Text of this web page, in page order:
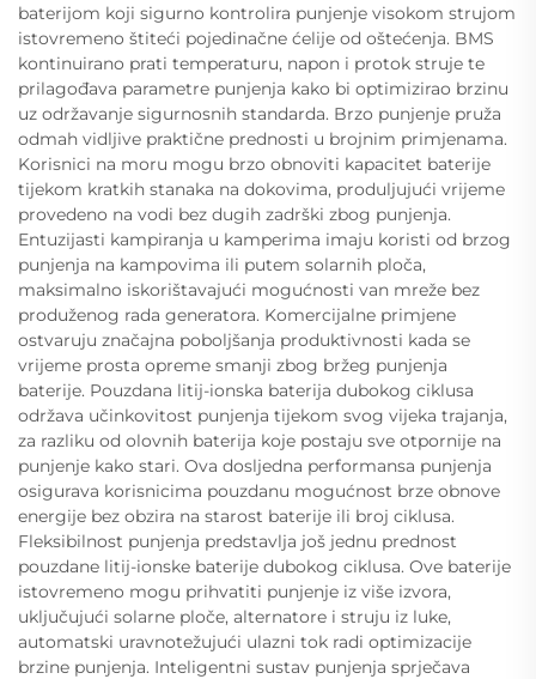
baterijom koji sigurno kontrolira punjenje visokom strujom
istovremeno štiteći pojedinačne ćelije od oštećenja. BMS
kontinuirano prati temperaturu, napon i protok struje te
prilagođava parametre punjenja kako bi optimizirao brzinu
uz održavanje sigurnosnih standarda. Brzo punjenje pruža
odmah vidljive praktične prednosti u brojnim primjenama.
Korisnici na moru mogu brzo obnoviti kapacitet baterije
tijekom kratkih stanaka na dokovima, produljujući vrijeme
provedeno na vodi bez dugih zadrški zbog punjenja.
Entuzijasti kampiranja u kamperima imaju koristi od brzog
punjenja na kampovima ili putem solarnih ploča,
maksimalno iskorištavajući mogućnosti van mreže bez
produženog rada generatora. Komercijalne primjene
ostvaruju značajna poboljšanja produktivnosti kada se
vrijeme prosta opreme smanji zbog bržeg punjenja
baterije. Pouzdana litij-ionska baterija dubokog ciklusa
održava učinkovitost punjenja tijekom svog vijeka trajanja,
za razliku od olovnih baterija koje postaju sve otpornije na
punjenje kako stari. Ova dosljedna performansa punjenja
osigurava korisnicima pouzdanu mogućnost brze obnove
energije bez obzira na starost baterije ili broj ciklusa.
Fleksibilnost punjenja predstavlja još jednu prednost
pouzdane litij-ionske baterije dubokog ciklusa. Ove baterije
istovremeno mogu prihvatiti punjenje iz više izvora,
uključujući solarne ploče, alternatore i struju iz luke,
automatski uravnotežujući ulazni tok radi optimizacije
brzine punjenja. Inteligentni sustav punjenja sprječava